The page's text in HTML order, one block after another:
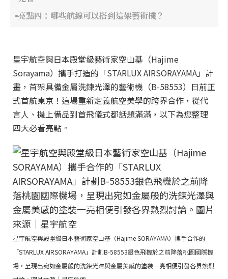
亮點四：哪些航線可以搭到這架藝術機？
星宇航空與日本殿堂級藝術家空山基（Hajime
Sorayama）攜手打造的「STARLUX AIRSORAYAMA」計
畫，首架具備金屬洗鍊光澤的藝術機（B-58553）日前正
式首航東京！這場重新定義航空美學的跨界合作，從代
言人、機上備品到首飛儀式都話題滿滿，以下為您整理
四大必看亮點。
星宇航空與殿堂級日本藝術家空山基（Hajime SORAYAMA）攜手合作的
「STARLUX AIRSORAYAMA」計劃B-58553銀色飛機於之前降落桃園國際機
場，呈現出宛如金屬般的洗鍊光澤與金屬美感的塗裝一亮相便引發各界熱烈